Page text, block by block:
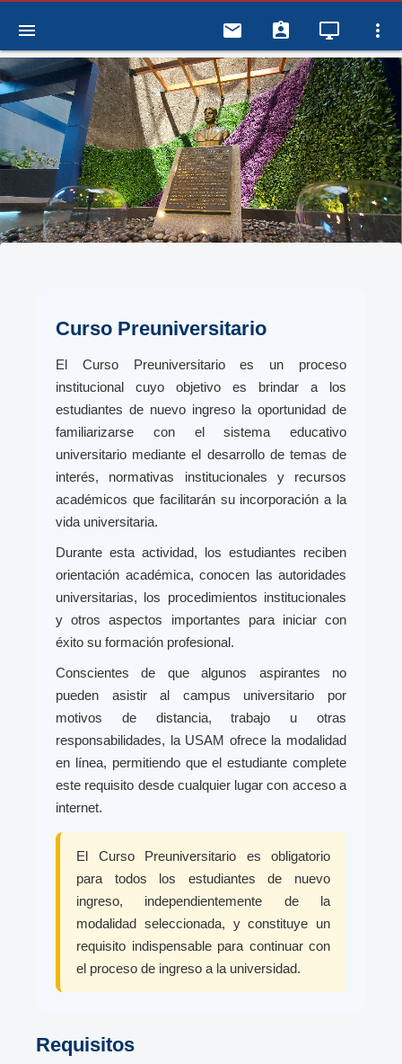
menu email assignment_ind desktop_windows more_vert
Curso Preuniversitario
El Curso Preuniversitario es un proceso
institucional cuyo objetivo es brindar a los
estudiantes de nuevo ingreso la oportunidad de
familiarizarse con el sistema educativo
universitario mediante el desarrollo de temas de
interés, normativas institucionales y recursos
académicos que facilitarán su incorporación a la
vida universitaria.
Durante esta actividad, los estudiantes reciben
orientación académica, conocen las autoridades
universitarias, los procedimientos institucionales
y otros aspectos importantes para iniciar con
éxito su formación profesional.
Conscientes de que algunos aspirantes no
pueden asistir al campus universitario por
motivos de distancia, trabajo u otras
responsabilidades, la USAM ofrece la modalidad
en línea, permitiendo que el estudiante complete
este requisito desde cualquier lugar con acceso a
internet.
El Curso Preuniversitario es obligatorio
para todos los estudiantes de nuevo
ingreso, independientemente de la
modalidad seleccionada, y constituye un
requisito indispensable para continuar con
el proceso de ingreso a la universidad.
Requisitos